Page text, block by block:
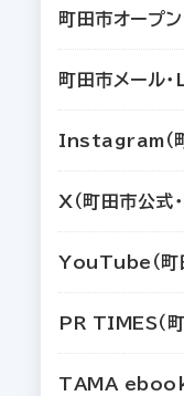
町田市オープ
町田市メール
Instagram（町
X（町田市公
YouTube（町
PR TIMES（町
TAMA ebooks